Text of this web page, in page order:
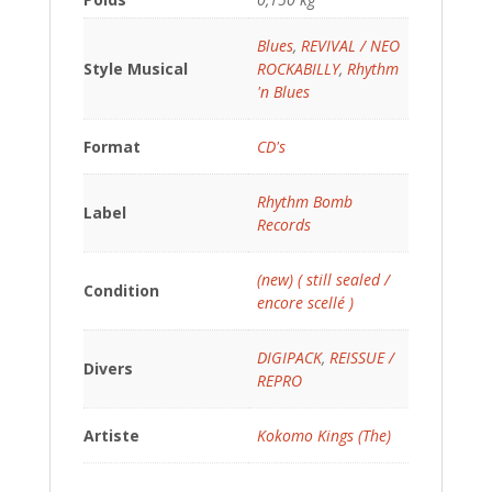
Style Musical
Blues, REVIVAL / NEO
ROCKABILLY, Rhythm
'n Blues
Format CD's
Label
Rhythm Bomb
Records
Condition
(new) ( still sealed /
encore scellé )
Divers
DIGIPACK, REISSUE /
REPRO
Artiste Kokomo Kings (The)